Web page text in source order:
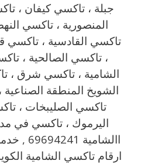
جبلة ، تاكسي كيفان ،
المنصورية ، تاكسي
تاكسي القادسية ، تاكسي
، تاكسي الصالحية ،
الشامية ، تاكسي شرق ،
الشويخ المنطقة الصناعية
تاكسي الصليبخات ،
اليرموك ، تاكسي في
ارقام تاكسي الشامية